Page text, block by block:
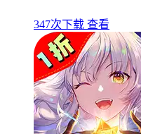
347次下载 查看